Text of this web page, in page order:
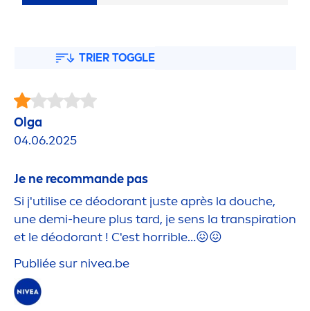
TRIER TOGGLE
Olga
04.06.2025
Je ne recommande pas
Si j'utilise ce déodorant juste après la douche,
une demi-heure plus tard, je sens la transpiration
et le déodorant ! C'est horrible…😖😖
Publiée sur nivea.be